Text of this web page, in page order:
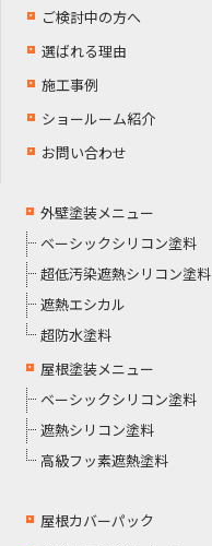
ご検討中の方へ
選ばれる理由
施工事例
ショールーム紹介
お問い合わせ
外壁塗装メニュー
ベーシックシリコン塗料
超低汚染遮熱シリコン塗料
遮熱エシカル
超防水塗料
屋根塗装メニュー
ベーシックシリコン塗料
遮熱シリコン塗料
高級フッ素遮熱塗料
屋根カバーパック